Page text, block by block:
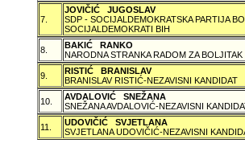
7.
JOVIČIĆ JUGOSLAV
SDP - SOCIJALDEMOKRATSKA PARTIJA
SOCIJALDEMOKRATI BIH
8.
BAKIĆ RANKO
NARODNA STRANKA RADOM ZA BOLJITAK
9.
RISTIĆ BRANISLAV
BRANISLAV RISTIĆ-NEZAVISNI KANDIDAT
10.
AVDALOVIĆ SNEŽANA
SNEŽANA AVDALOVIĆ-NEZAVISNI
11.
UDOVIČIĆ SVJETLANA
SVJETLANA UDOVIČIĆ-NEZAVISNI